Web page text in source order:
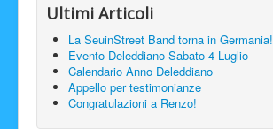
Ultimi Articoli
La SeuinStreet Band torna in Germania!
Evento Deleddiano Sabato 4 Luglio
Calendario Anno Deleddiano
Appello per testimonianze
Congratulazioni a Renzo!